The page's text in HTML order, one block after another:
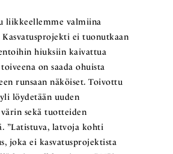
liikkeellemme valmiina
Kasvatusprojekti ei tuonutkaan
hiuksiin kaivattua
on saada ohuista
runsaan näköiset. Toivottu
löydetään uuden
sekä tuotteiden
”Latistuva, latvoja kohti
joka ei kasvatusprojektista